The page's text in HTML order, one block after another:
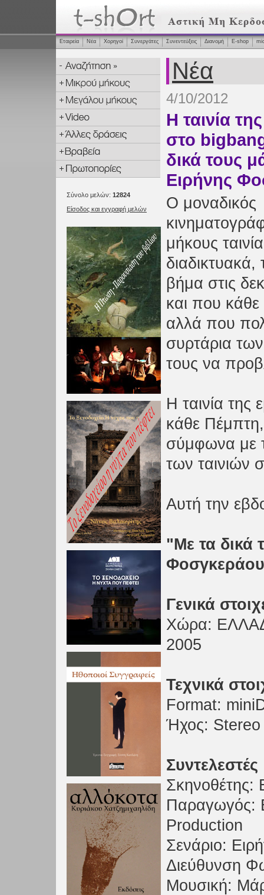
Εταιρεία Νέα Χορηγοί Συνεργάτες Συνεντεύξεις Διανομή Ε-shop
Σύνολο μελών: 12824
Είσοδος και εγγραφή μελών
Νέα
4/10/2012
Η ταινία
στο
δικά τους
Ειρήνης
Ο μοναδικός
μήκους
διαδικτυακά,
βήμα στις
και που
αλλά που
συρτάρια
τους να
Η ταινία της
κάθε Πέμπτη,
σύμφωνα με
των ταινιών
Αυτή την
"Με τα δικά
Φοσγκεράου
Γενικά
Xώρα:
2005
Τεχνικά
Format:
Ήχος: Stereo
Συντελεστές
Σκηνοθέτης:
Παραγωγός:
Production
Σενάριο:
Διεύθυνση
Μουσική: